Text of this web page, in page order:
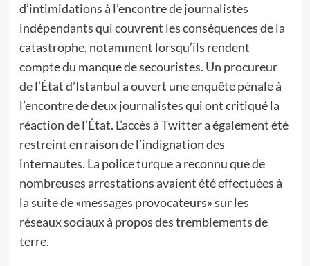
d’intimidations à l’encontre de journalistes
indépendants qui couvrent les conséquences de la
catastrophe, notamment lorsqu’ils rendent
compte du manque de secouristes. Un procureur
de l’État d’Istanbul a ouvert une enquête pénale à
l’encontre de deux journalistes qui ont critiqué la
réaction de l’État. L’accès à Twitter a également été
restreint en raison de l’indignation des
internautes. La police turque a reconnu que de
nombreuses arrestations avaient été effectuées à
la suite de «messages provocateurs» sur les
réseaux sociaux à propos des tremblements de
terre.